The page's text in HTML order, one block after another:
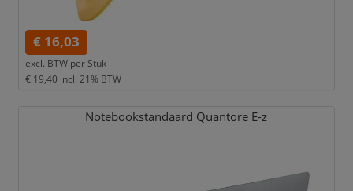
€ 16,03
excl. BTW per Stuk
€ 19,40 incl. 21% BTW
Notebookstandaard Quantore E-z